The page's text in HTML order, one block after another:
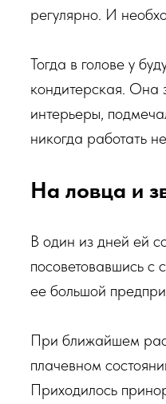
регулярно. И
Тогда в голове у
кондитерская. Она
интерьеры,
никогда работать
На ловца и
В один из дней ей
посоветовавшись с
ее большой
При ближайшем
плачевном
Приходилось